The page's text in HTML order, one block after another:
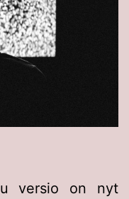
versio on nyt